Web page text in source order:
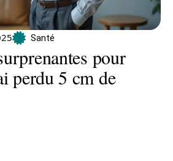
Santé
pour
perdu 5 cm de